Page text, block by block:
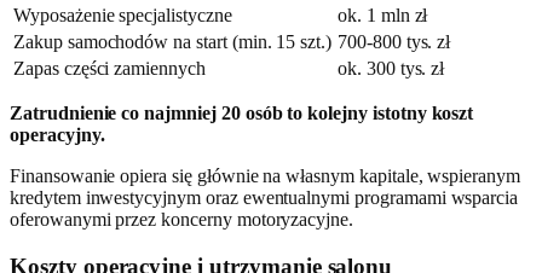
Wyposażenie specjalistyczne
ok. 1 mln zł
Zakup samochodów na start (min. 15 szt.) 700-800 tys. zł
Zapas części zamiennych
ok. 300 tys. zł
Zatrudnienie co najmniej 20 osób to kolejny istotny koszt
operacyjny.
Finansowanie opiera się głównie na własnym kapitale, wspieranym
kredytem inwestycyjnym oraz ewentualnymi programami wsparcia
oferowanymi przez koncerny motoryzacyjne.
Koszty operacyjne i utrzymanie salonu